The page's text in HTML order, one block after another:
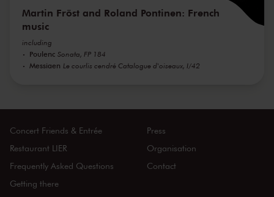
Martin Fröst and Roland Pontinen: French
music
including
Poulenc Sonata, FP 184
Messiaen Le courlis cendré Catalogue d'oiseaux, I/42
Concert Friends & Entrée
Restaurant LIER
Frequently Asked Questions
Getting there
Press
Organisation
Contact